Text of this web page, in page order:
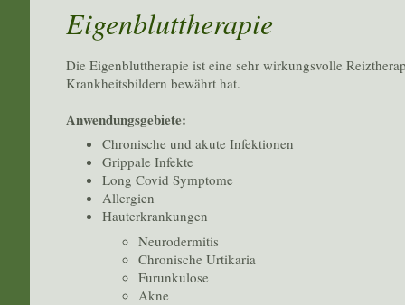
Eigenbluttherapie
Die Eigenbluttherapie ist eine sehr wirkungsvolle
Krankheitsbildern bewährt hat.
Anwendungsgebiete:
Chronische und akute Infektionen
Grippale Infekte
Long Covid Symptome
Allergien
Hauterkrankungen
Neurodermitis
Chronische Urtikaria
Furunkulose
Akne